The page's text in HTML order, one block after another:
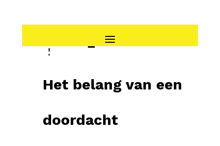
Lab_Resultaten
Het belang van een
doordacht